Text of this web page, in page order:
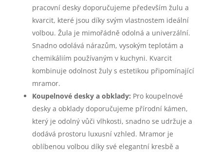
pracovní desky doporučujeme především žulu a
kvarcit, které jsou díky svým vlastnostem ideální
volbou. Žula je mimořádně odolná a univerzální.
Snadno odolává nárazům, vysokým teplotám a
chemikáliím používaným v kuchyni. Kvarcit
kombinuje odolnost žuly s estetikou připomínající
mramor.
Koupelnové desky a obklady: Pro koupelnové
desky a obklady doporučujeme přírodní kámen,
který je odolný vůči vlhkosti, snadno se udržuje a
dodává prostoru luxusní vzhled. Mramor je
oblíbenou volbou díky své elegantní kresbě a